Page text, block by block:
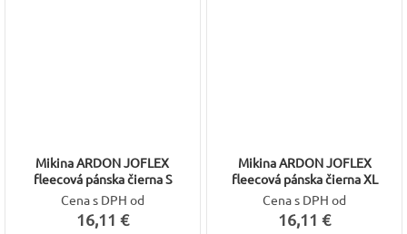
Mikina ARDON JOFLEX
fleecová pánska čierna S
Cena s DPH od
16,11 €
Mikina ARDON JOFLEX
fleecová pánska čierna XL
Cena s DPH od
16,11 €